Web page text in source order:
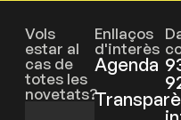
Vols
estar al
cas de
totes les
novetats?
Enllaços
d'interès
Agenda